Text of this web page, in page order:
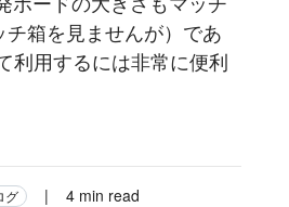
箱を見ませんが）であ
利用するには非常に便利
グ |
4 min read